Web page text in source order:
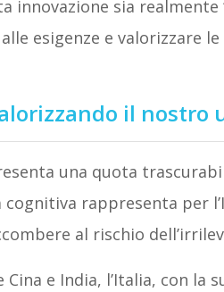
sia realmente
esigenze e valorizzare
il nostro
una quota
rappresenta per
al rischio
e India, l’Italia, con la